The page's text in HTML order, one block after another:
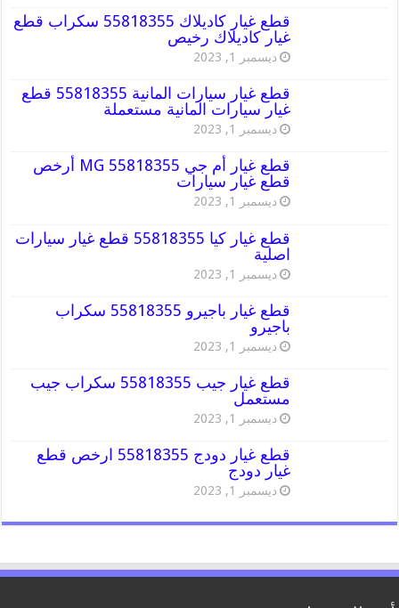
قطع غيار كاديلاك 55818355 سكراب قطع
غيار كاديلاك رخيص
ديسمبر 1, 2023
قطع غيار سيارات المانية 55818355 قطع
غيار سيارات المانية مستعملة
ديسمبر 1, 2023
قطع غيار أم جي MG 55818355 أرخص
قطع غيار سيارات
ديسمبر 1, 2023
قطع غيار كيا 55818355 قطع غيار سيارات
اصلية
ديسمبر 1, 2023
قطع غيار باجيرو 55818355 سكراب
باجيرو
ديسمبر 1, 2023
قطع غيار جيب 55818355 سكراب جيب
مستعمل
ديسمبر 1, 2023
قطع غيار دودج 55818355 ارخص قطع
غيار دودج
ديسمبر 1, 2023